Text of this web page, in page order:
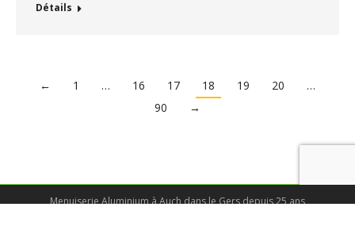
Détails
← 1 … 16 17 18 19 20
…
90
→
Menuiserie Aluminium à Auch dans le Gers depuis 25 ans